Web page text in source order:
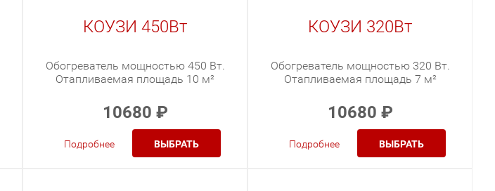
КОУЗИ 450Вт
Обогреватель мощностью 450 Вт.
Отапливаемая площадь 10 м²
10680 ₽
Подробнее ВЫБРАТЬ
КОУЗИ 320Вт
Обогреватель мощностью 320 Вт.
Отапливаемая площадь 7 м²
10680 ₽
Подробнее ВЫБРАТЬ